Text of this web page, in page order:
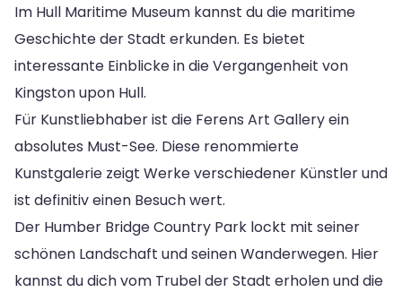
Im Hull Maritime Museum kannst du die maritime
Geschichte der Stadt erkunden. Es bietet
interessante Einblicke in die Vergangenheit von
Kingston upon Hull.
Für Kunstliebhaber ist die Ferens Art Gallery ein
absolutes Must-See. Diese renommierte
Kunstgalerie zeigt Werke verschiedener Künstler und
ist definitiv einen Besuch wert.
Der Humber Bridge Country Park lockt mit seiner
schönen Landschaft und seinen Wanderwegen. Hier
kannst du dich vom Trubel der Stadt erholen und die